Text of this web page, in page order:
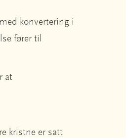
konvertering i
fører til
at
kristne er satt